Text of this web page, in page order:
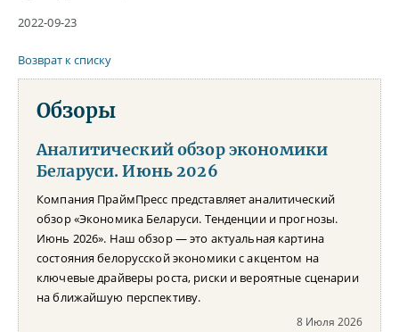
2022-09-23
Возврат к списку
Обзоры
Аналитический обзор экономики
Беларуси. Июнь 2026
Компания ПраймПресс представляет аналитический
обзор «Экономика Беларуси. Тенденции и прогнозы.
Июнь 2026». Наш обзор — это актуальная картина
состояния белорусской экономики с акцентом на
ключевые драйверы роста, риски и вероятные сценарии
на ближайшую перспективу.
8 Июля 2026